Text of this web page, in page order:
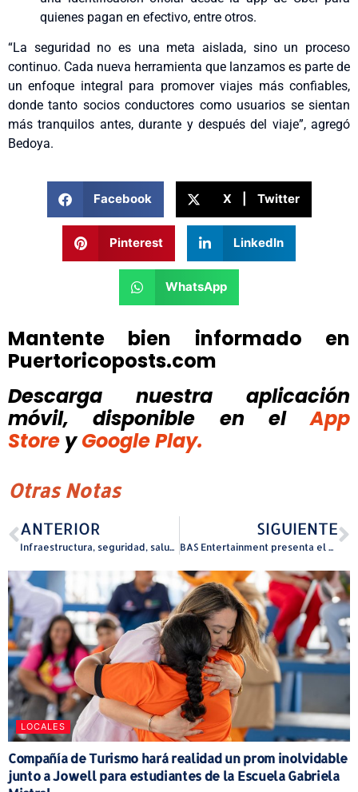
quienes pagan en efectivo, entre otros.
“La seguridad no es una meta aislada, sino un proceso
continuo. Cada nueva herramienta que lanzamos es parte de
un enfoque integral para promover viajes más confiables,
donde tanto socios conductores como usuarios se sientan
más tranquilos antes, durante y después del viaje”, agregó
Bedoya.
Facebook X | Twitter
Pinterest LinkedIn
WhatsApp
Mantente bien informado en
Puertoricoposts.com
Descarga nuestra aplicación
móvil, disponible
en el
App
Store y Google Play.
Otras Notas
ANTERIOR
Infraestructura, seguridad, salud fiscal y bienestar son las áreas claves del presupuesto 2025-2026 de Moca
SIGUIENTE
BAS Entertainment presenta el elenco de “Shrek El Musical”
LOCALES
Compañía de Turismo hará realidad un prom inolvidable
junto a Jowell para estudiantes de la Escuela Gabriela